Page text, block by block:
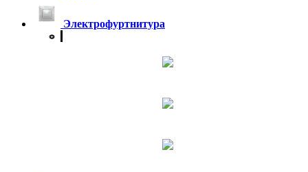
Электрофуртнитура